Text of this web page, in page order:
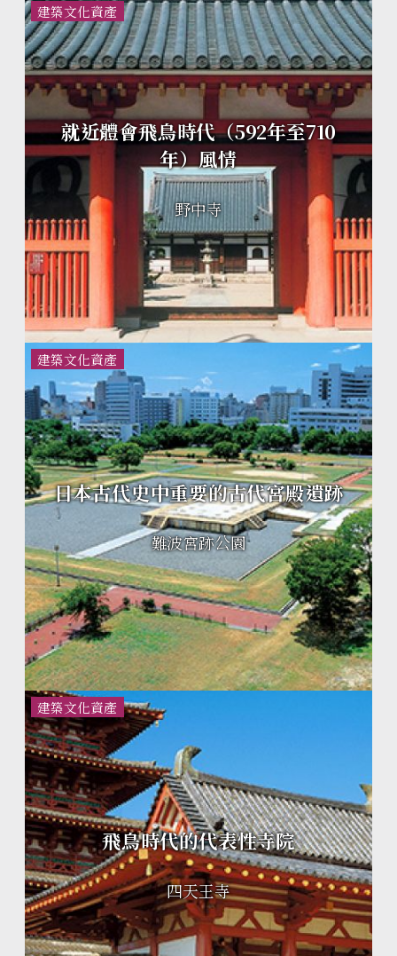
建築文化資產
就近體會飛鳥時代（592年至710
年）風情
野中寺
建築文化資產
日本古代史中重要的古代宮殿遺跡
難波宮跡公園
建築文化資產
飛鳥時代的代表性寺院
四天王寺